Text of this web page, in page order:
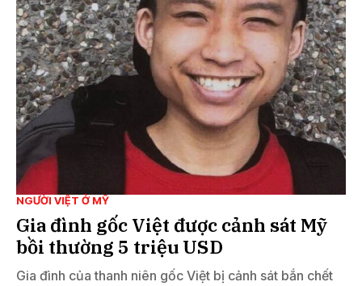
NGƯỜI VIỆT Ở MỸ
Gia đình gốc Việt được cảnh sát Mỹ
bồi thường 5 triệu USD
Gia đình của thanh niên gốc Việt bị cảnh sát bắn chết